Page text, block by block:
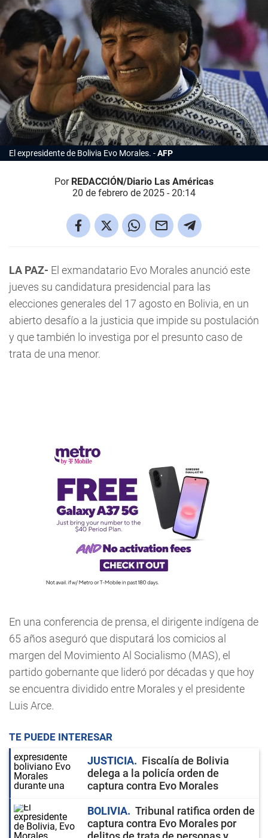
El expresidente de Bolivia Evo Morales. AFP
Por REDACCIÓN/Diario Las Américas
20 de febrero de 2025 - 20:14
LA PAZ- El exmandatario Evo Morales anunció este
jueves su candidatura presidencial para las
elecciones generales del 17 agosto en Bolivia, en un
abierto desafío a la justicia que impide su postulación
y que también lo investiga por el presunto caso de
trata de una menor.
En una conferencia de prensa, el dirigente indígena de
65 años aseguró que disputará los comicios al
margen del Movimiento Al Socialismo (MAS), el
partido gobernante que lideró por décadas y que hoy
se encuentra dividido entre Morales y el presidente
Luis Arce.
TE PUEDE INTERESAR
JUSTICIA
Fiscalía de Bolivia
delega a la policía orden de
captura contra Evo Morales
BOLIVIA
Tribunal ratifica orden de
captura contra Evo Morales por